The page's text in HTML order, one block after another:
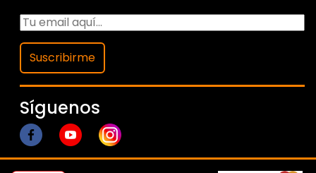
Suscribirme
Síguenos